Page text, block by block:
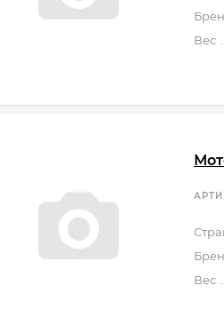
Вес
Вес